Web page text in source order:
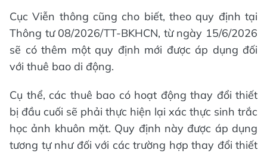
Cục Viễn thông cũng cho biết, theo quy định tại
Thông tư 08/2026/TT-BKHCN, từ ngày 15/6/2026
sẽ có thêm một quy định mới được áp dụng đối
với thuê bao di động.
Cụ thể, các thuê bao có hoạt động thay đổi thiết
bị đầu cuối sẽ phải thực hiện lại xác thực sinh trắc
học ảnh khuôn mặt. Quy định này được áp dụng
tương tự như đối với các trường hợp thay đổi thiết